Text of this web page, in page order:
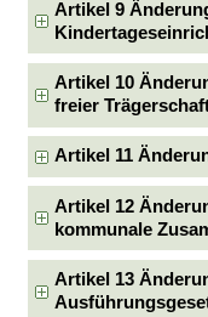
Artikel 9
Artikel 10
freier
Artikel 11
Artikel 12
kommunale
Artikel 13